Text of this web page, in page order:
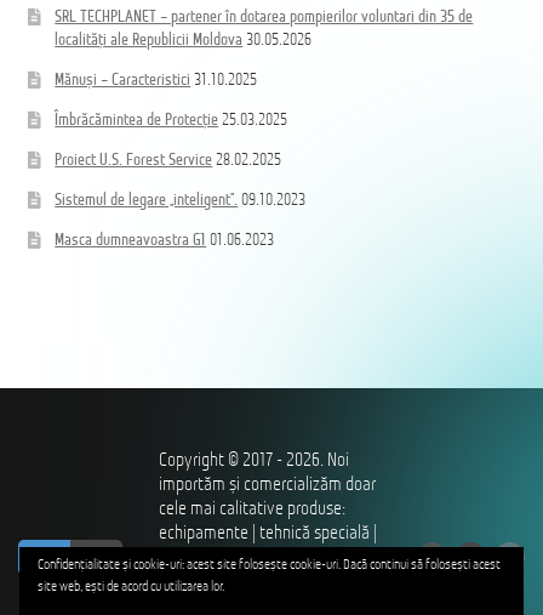
SRL TECHPLANET – partener în dotarea pompierilor voluntari din 35 de
localități ale Republicii Moldova 30.05.2026
Mănuși – Caracteristici 31.10.2025
Îmbrăcămintea de Protecție 25.03.2025
Proiect U.S. Forest Service 28.02.2025
Sistemul de legare „inteligent”. 09.10.2023
Masca dumneavoastra G1 01.06.2023
Confidențialitate și cookie-uri: acest site folosește cookie-uri. Dacă continui să folosești acest
site web, ești de acord cu utilizarea lor.
ro ru
Copyright © 2017 - 2026. Noi
importăm și comercializăm doar
cele mai calitative produse:
echipamente | tehnică specială |
îmbrăcăminte și încălțăminte |
utilaje – pentru profesioniștii